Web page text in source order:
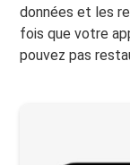
données et les
fois que votre
pouvez pas